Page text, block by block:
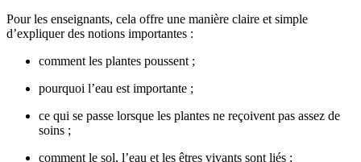
Pour les enseignants, cela offre une manière claire et simple
d’expliquer des notions importantes :
comment les plantes poussent ;
pourquoi l’eau est importante ;
ce qui se passe lorsque les plantes ne reçoivent pas assez de
soins ;
comment le sol, l’eau et les êtres vivants sont liés ;